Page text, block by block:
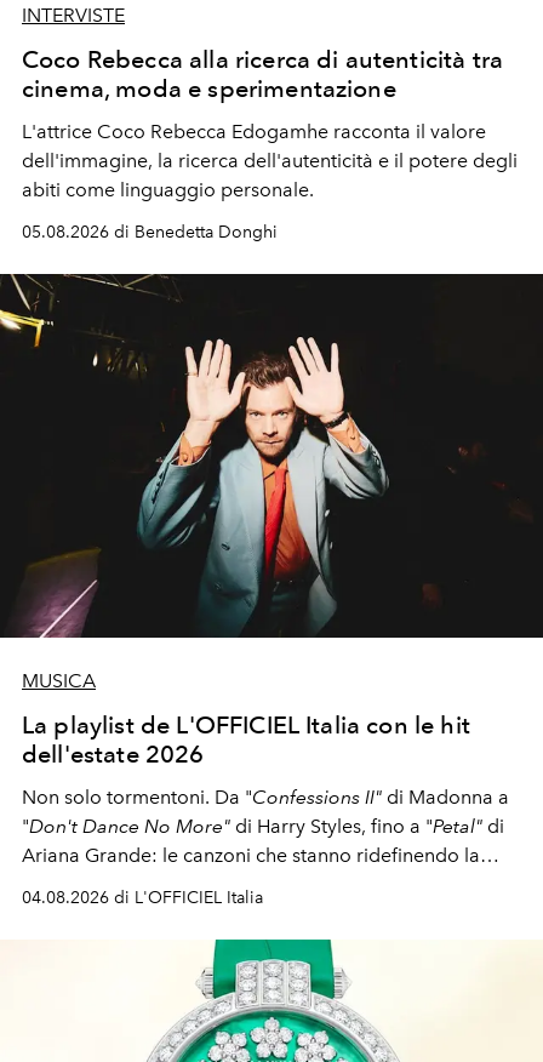
INTERVISTE
Coco Rebecca alla ricerca di autenticità tra
cinema, moda e sperimentazione
L'attrice Coco Rebecca Edogamhe racconta il valore
dell'immagine, la ricerca dell'autenticità e il potere degli
abiti come linguaggio personale.
05.08.2026 di Benedetta Donghi
MUSICA
La playlist de L'OFFICIEL Italia con le hit
dell'estate 2026
Non solo tormentoni. Da "Confessions II" di Madonna a
"Don't Dance No More" di Harry Styles, fino a "Petal" di
Ariana Grande: le canzoni che stanno ridefinendo la
04.08.2026 di L'OFFICIEL Italia